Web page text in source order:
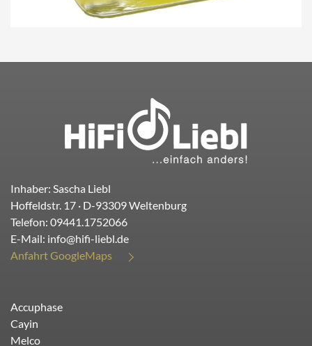
Inhaber: Sascha Liebl
Hoffeldstr. 17 · D-93309Weltenburg
Telefon: 09441.1752066
E-Mail: info@hifi-liebl.de
Anfahrt GoogleMaps
Accuphase
Cayin
Melco